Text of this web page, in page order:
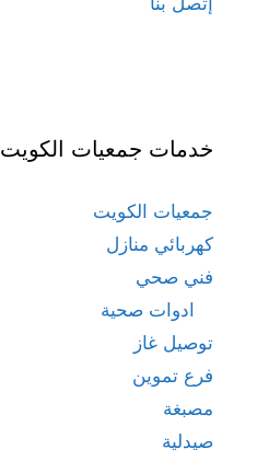
خدمات جمعيات الكويت
جمعيات الكويت
كهربائي منازل
فني صحي
ادوات صحية
توصيل غاز
فرع تموين
مصبغة
صيدلية